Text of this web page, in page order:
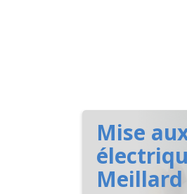
Mise
Meillard